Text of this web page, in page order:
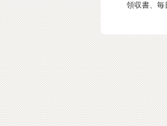
領収書、毎